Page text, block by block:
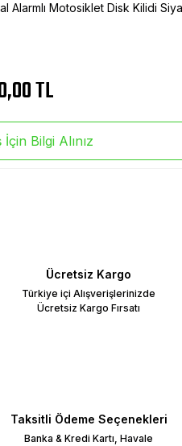
Alarmlı Motosiklet Disk Kilidi
TL
Bilgi Alınız
Ücretsiz Kargo
Türkiye içi Alışverişlerinizde
Ücretsiz Kargo Fırsatı
Taksitli Ödeme Seçenekleri
Banka & Kredi Kartı, Havale